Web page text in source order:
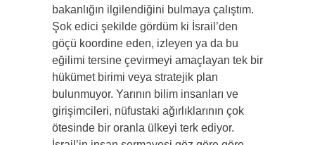
bakanlığın ilgilendiğini bulmaya çalıştım.
Şok edici şekilde gördüm ki İsrail’den
göçü koordine eden, izleyen ya da bu
eğilimi tersine çevirmeyi amaçlayan tek bir
hükümet birimi veya stratejik plan
bulunmuyor. Yarının bilim insanları ve
girişimcileri, nüfustaki ağırlıklarının çok
ötesinde bir oranla ülkeyi terk ediyor.